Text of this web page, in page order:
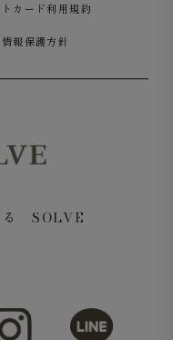
もメッシュ構造で徹底
カード利用規約
報保護方針
る SOLVE